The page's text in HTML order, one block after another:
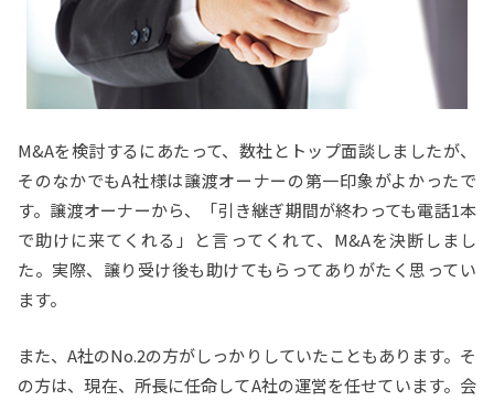
M&Aを検討するにあたって、数社とトップ面談しましたが、
そのなかでもA社様は譲渡オーナーの第一印象がよかったで
す。譲渡オーナーから、「引き継ぎ期間が終わっても電話1本
で助けに来てくれる」と言ってくれて、M&Aを決断しまし
た。実際、譲り受け後も助けてもらってありがたく思ってい
ます。
また、A社のNo.2の方がしっかりしていたこともあります。そ
の方は、現在、所長に任命してA社の運営を任せています。会